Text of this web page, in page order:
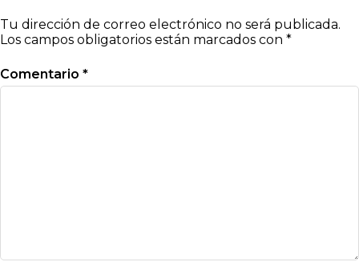
Tu dirección de correo electrónico no será publicada.
Los campos obligatorios están marcados con *
Comentario *